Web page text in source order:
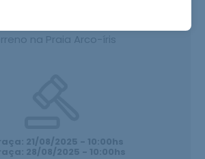
na Praia Arco-íris
21/08/2025 - 10:00hs
28/08/2025 - 10:00hs